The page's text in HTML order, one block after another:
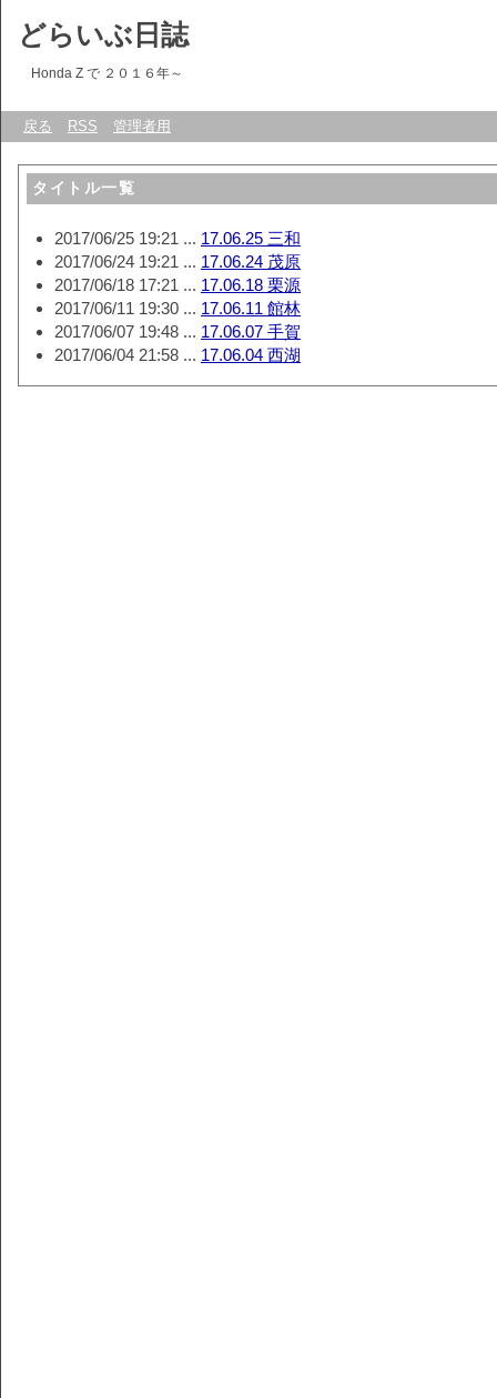
どらいぶ日誌
Honda Z で ２０１６年～
戻る RSS 管理者用
タイトル一覧
2017/06/25 19:21 ... 17.06.25 三和
2017/06/24 19:21 ... 17.06.24 茂原
2017/06/18 17:21 ... 17.06.18 栗源
2017/06/11 19:30 ... 17.06.11 館林
2017/06/07 19:48 ... 17.06.07 手賀
2017/06/04 21:58 ... 17.06.04 西湖